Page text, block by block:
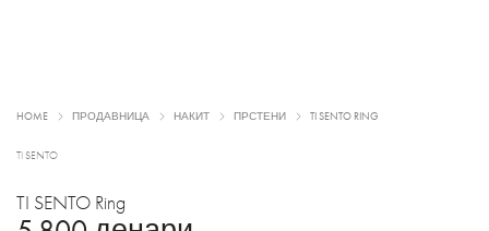
HOME ПРОДАВНИЦА НАКИТ ПРСТЕНИ TI SENTO RING
TI SENTO
TI SENTO Ring